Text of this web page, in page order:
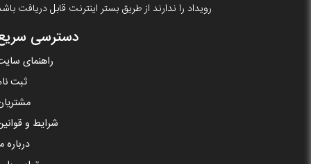
رویداد را ندارند از طریق بستر اینترنت قابل دریافت
دسترسی
راهنمای
ثبت
شرایط و
درباره